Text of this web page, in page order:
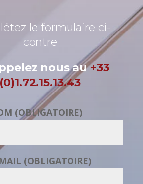
le formulaire ci-
contre
nous au+33
(0)1.72.15.13.43
(OBLIGATOIRE)
(OBLIGATOIRE)